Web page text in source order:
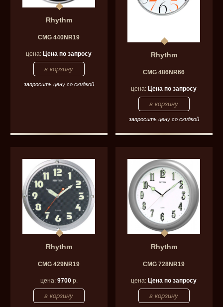
Rhythm
CMG 440NR19
цена:Цена по запросу
запросить цену со скидкой
Rhythm
CMG 486NR66
цена:Цена по запросу
запросить цену со скидкой
Rhythm
CMG 429NR19
цена: 9700р.
Rhythm
CMG 728NR19
цена:Цена по запросу